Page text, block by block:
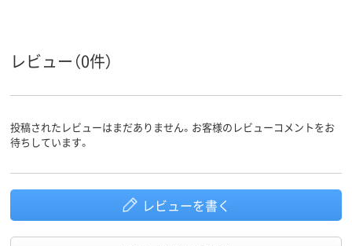
アスクル
スコア
レビュー（0件）
投稿されたレビューはまだありません。お客様のレビューコメントをお
待ちしています。
レビューを書く